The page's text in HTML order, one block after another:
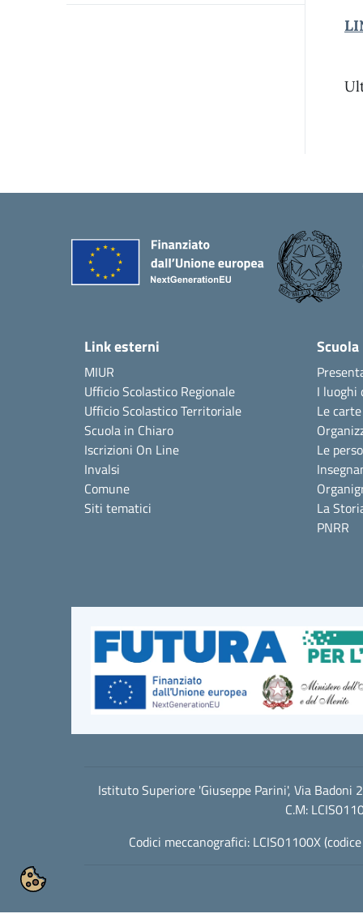
Link esterni
MIUR
Ufficio Scolastico Regionale
Ufficio Scolastico Territoriale
Scuola in Chiaro
Iscrizioni On Line
Invalsi
Comune
Siti tematici
Scuola
I luoghi
Le
Le
La
PNRR
Istituto Superiore 'Giuseppe Parini', Via Badoni
C.M:
Codici meccanografici: LCIS01100X